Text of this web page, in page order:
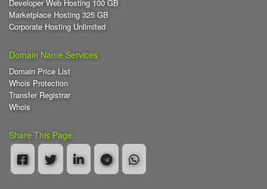
Developer Web Hosting 100 GB
Marketplace Hosting 325 GB
Corporate Hosting Unlimited
Domain Name Services
Domain Price List
Whois Protection
Transfer Registrar
Whois
Share This Page: